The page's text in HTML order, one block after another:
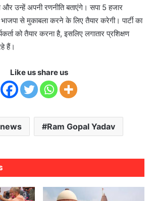
और उन्हें अपनी रणनीति बताएंगे। सपा 5 हजार
भाजपा से मुकाबला करने के लिए तैयार करेगी। पार्टी का
को तैयार करना है, इसलिए लगातार प्रशिक्षण
हैं।
Like us share us
Ram Gopal Yadav